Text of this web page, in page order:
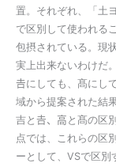
置。それぞれ、「土
で区別して使われる
包摂されている。現
実上出来ないわけだ。
𠮷にしても、髙にし
域から提案された結
吉と𠮷、高と髙の区
点では、これらの区
ーとして、VSで区別